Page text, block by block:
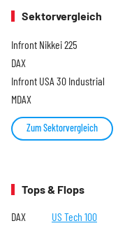
Sektorvergleich
Infront Nikkei 225
DAX
Infront USA 30 Industrial
MDAX
Zum Sektorvergleich
Tops & Flops
DAX US Tech 100